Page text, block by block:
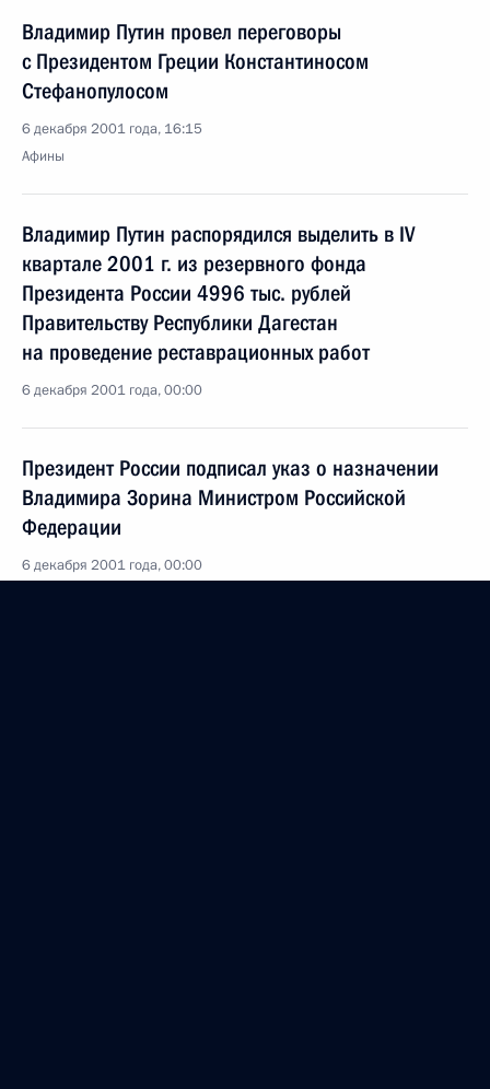
Владимир Путин провел переговоры
с Президентом Греции Константиносом
Стефанопулосом
6 декабря 2001 года, 16:15
Афины
Владимир Путин распорядился выделить в IV
квартале 2001 г. из резервного фонда
Президента России 4996 тыс. рублей
Правительству Республики Дагестан
на проведение реставрационных работ
6 декабря 2001 года, 00:00
Президент России подписал указ о назначении
Владимира Зорина Министром Российской
Федерации
6 декабря 2001 года, 00:00